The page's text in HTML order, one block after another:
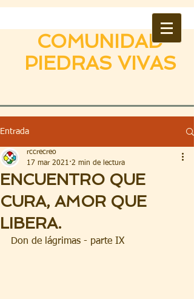
COMUNIDAD
PIEDRAS VIVAS
Entrada
ENCUENTRO QUE
CURA, AMOR QUE
LIBERA.
rccrecreo
17 mar 2021 2 min de lectura
Don de lágrimas - parte IX